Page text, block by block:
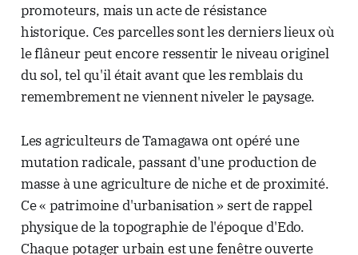
promoteurs, mais un acte de résistance
historique. Ces parcelles sont les derniers lieux où
le flâneur peut encore ressentir le niveau originel
du sol, tel qu'il était avant que les remblais du
remembrement ne viennent niveler le paysage.
Les agriculteurs de Tamagawa ont opéré une
mutation radicale, passant d'une production de
masse à une agriculture de niche et de proximité.
Ce « patrimoine d'urbanisation » sert de rappel
physique de la topographie de l'époque d'Edo.
Chaque potager urbain est une fenêtre ouverte